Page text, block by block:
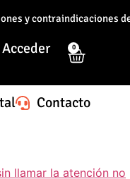
y contraindicaciones
Acceder 0
Contacto